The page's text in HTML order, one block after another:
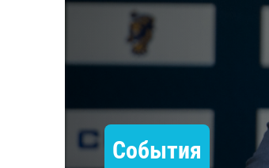
Локомотив
События